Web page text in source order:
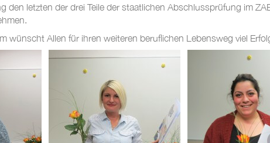
den letzten der drei Teile der staatlichen Abschlussprüfung im
wünscht Allen für ihren weiteren beruflichen Lebensweg viel